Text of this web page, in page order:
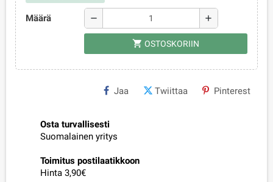
Määrä remove add
shopping_cart OSTOSKORIIN
Jaa Twiittaa Pinterest
Osta turvallisesti
Suomalainen yritys
Toimitus postilaatikkoon
Hinta 3,90€